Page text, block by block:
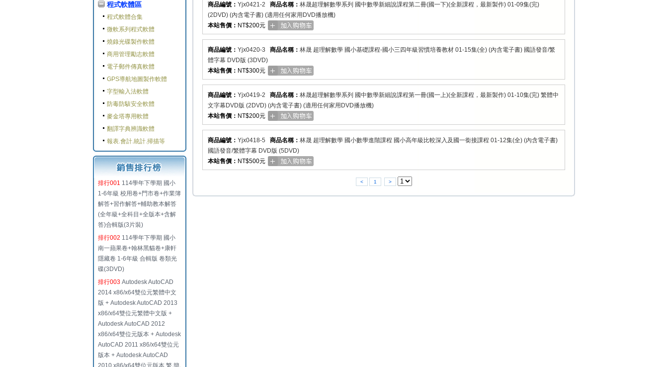
程式軟體區
程式軟體合集
微軟系列程式軟體
燒錄光碟製作軟體
商用管理勵志軟體
電子郵件傳真軟體
GPS導航地圖製作軟體
字型輸入法軟體
防毒防駭安全軟體
麥金塔專用軟體
翻譯字典辨識軟體
報表.會計.統計.掃描等
排行001 114學年下學期 國小
1-6年級 校用卷+門市卷+作業簿
解答+習作解答+輔助教本解答
(全年級+全科目+全版本+含解
答)合輯版(3片裝)
排行002 114學年下學期 國小
南一蘋果卷+翰林黑貓卷+康軒
隱藏卷 1-6年級 合輯版 卷類光
碟(3DVD)
排行003 Autodesk AutoCAD
2014 x86/x64雙位元繁體中文
版 + Autodesk AutoCAD 2013
x86/x64雙位元繁體中文版 +
Autodesk AutoCAD 2012
x86/x64雙位元版本 + Autodesk
AutoCAD 2011 x86/x64雙位元
版本 + Autodesk AutoCAD
2010 x86/x64雙位元版本 繁.簡.
商品編號： Yjx0421-2 商品名稱： 林晟超理解數學系列 國中數學新細說課程第二冊(國一下)(全新課程，最新製作) 01-09集(完)
(2DVD) (內含電子書) (適用任何家用DVD播放機)
本站售價： NT$200元
商品編號： Yjx0420-3 商品名稱： 林晟 超理解數學 國小基礎課程-國小三四年級習慣培養教材 01-15集(全) (內含電子書) 國語發音/繁
體字幕 DVD版 (3DVD)
本站售價： NT$300元
商品編號： Yjx0419-2 商品名稱： 林晟超理解數學系列 國中數學新細說課程第一冊(國一上)(全新課程，最新製作) 01-10集(完) 繁體中
文字幕DVD版 (2DVD) (內含電子書) (適用任何家用DVD播放機)
本站售價： NT$200元
商品編號： Yjx0418-5 商品名稱： 林晟 超理解數學 國小數學進階課程 國小高年級比較深入及國一銜接課程 01-12集(全) (內含電子書)
國語發音/繁體字幕 DVD版 (5DVD)
本站售價： NT$500元
< 1 >